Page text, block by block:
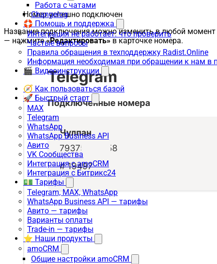
Работа с чатами
Changelog
🛟 Помощь и поддержка
Интеграция не работает: что проверить
Частые вопросы
Правила обращения в техподдержку Radist.Online
Информация необходимая при обращении к нам в
🎬 Видеоинструкции
🧭 Как пользоваться базой
🚀 Быстрый старт
MAX
Telegram
WhatsApp
WhatsApp Business API
Авито
VK Сообщества
Интеграция с amoCRM
Интеграция с Битрикс24
💵 Тарифы
Telegram, MAX, WhatsApp
WhatsApp Business API — тарифы
Авито — тарифы
Варианты оплаты
Trade-in — тарифы
⭐ Наши продукты
amoCRM
Общие настройки amoCRM
Номер успешно подключен
Название подключения можно изменить в любой момент
— нажмите«Редактировать»в карточке номера.